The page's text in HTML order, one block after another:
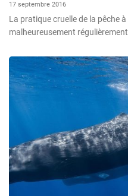
17 septembre 2016
La pratique cruelle de la pêche
malheureusement